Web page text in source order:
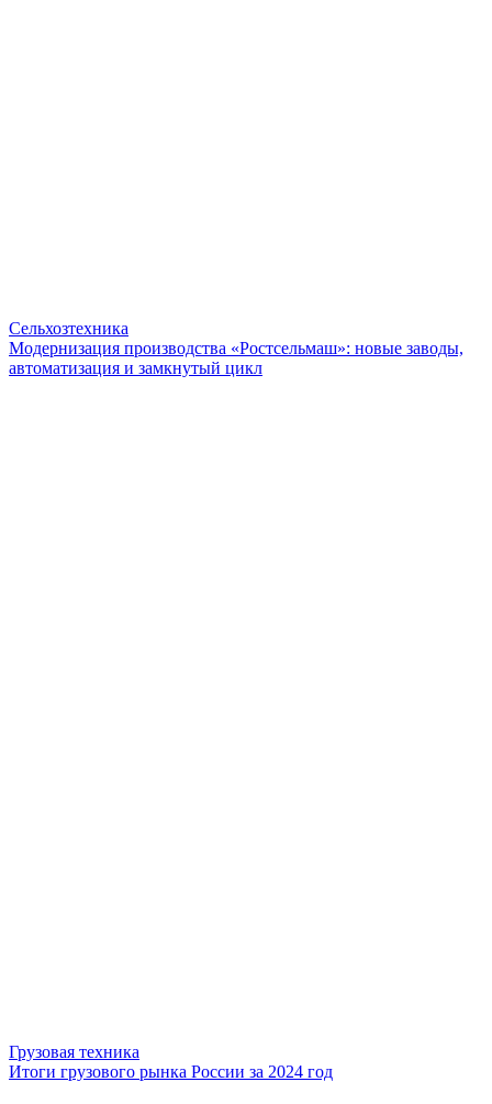
Сельхозтехника
Модернизация производства «Ростсельмаш»: новые заводы,
автоматизация и замкнутый цикл
Грузовая техника
Итоги грузового рынка России за 2024 год